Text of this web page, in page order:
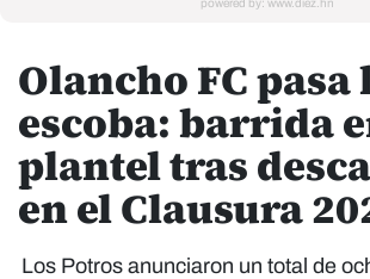
Olancho FC pasa
escoba: barrida
plantel tras
en el Clausura
Los Potros anunciaron un total de